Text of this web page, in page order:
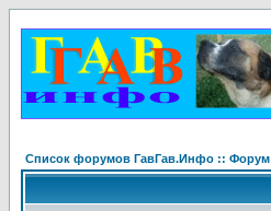
Список форумов ГавГав.Инфо :: Форум